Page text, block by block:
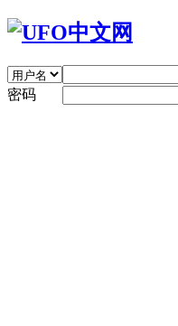
密码